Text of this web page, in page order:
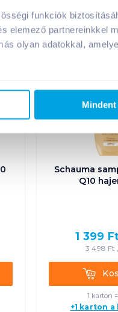
funkciók
elemező partnereinkkel
olyan adatokkal,
Schauma
Q10
1 399
3 498 Ft
Kosárba
1 karton
+1 karton a